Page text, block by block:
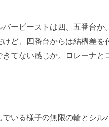
バービーストは四、五番台
けど、四番台からは結構差を
きてない感じか。ロレーナと
いる様子の無限の輪とシル